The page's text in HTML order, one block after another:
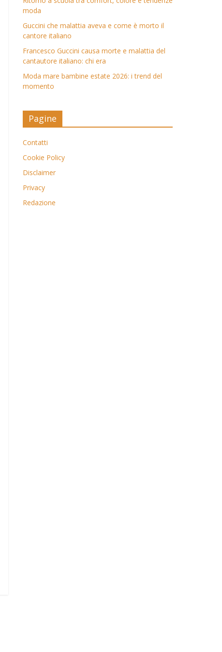
moda
Guccini che malattia aveva e come è morto il
cantore italiano
Francesco Guccini causa morte e malattia del
cantautore italiano: chi era
Moda mare bambine estate 2026: i trend del
momento
Pagine
Contatti
Cookie Policy
Disclaimer
Privacy
Redazione